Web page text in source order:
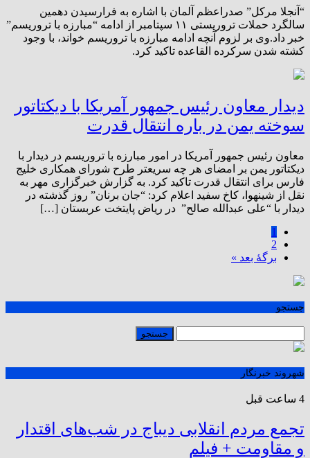
“آنجلا مرکل” صدراعظم آلمان با اشاره به فرارسیدن دهمین
سالگرد حملات تروریستی ۱۱ سپتامبر از ادامه “مبارزه با تروریسم”
خبر داد.وی بر لزوم آنچه ادامه مبارزه با تروریسم خواند، با وجود
کشته شدن سرکرده القاعده تاکید کرد.
دیدار معاون رئیس جمهور آمریکا با دیکتاتور
سوخته یمن در باره انتقال قدرت
معاون رئیس جمهور آمریکا در امور مبارزه با تروریسم در دیدار با
دیکتاتور یمن بر امضای هر چه سریعتر طرح شورای همکاری خلیج
فارس برای انتقال قدرت تاکید کرد. به گزارش خبرگزاری مهر به
نقل از شینهوا، کاخ سفید اعلام کرد: “جان برنان” روز گذشته در
دیدار با “علی عبدالله صالح” در ریاض پایتخت عربستان […]
1
2
برگهٔ بعد »
جستجو
شهروند خبرنگار
4 ساعت قبل
تجمع مردم انقلابی دیباج در شب‌های اقتدار
و مقاومت + فیلم